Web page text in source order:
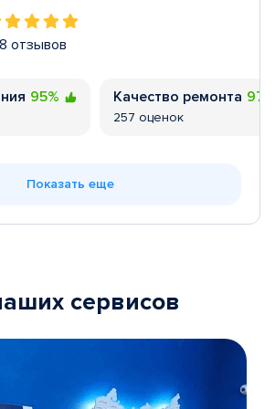
отзывов
95% Качество ремонта
257 оценок
Показать еще
сервисов